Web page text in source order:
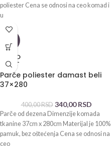
poliester Cena se odnosi na ceo komad i
u
SOLD
OUT
Parče poliester damast beli
37×280
400,00RSD 340,00RSD
Parče od dezena Dimenzije komada
tkanine 37cm x 280cm Materijal je 100%
pamuk, bez oštećenja Cena se odnosi na
ceo